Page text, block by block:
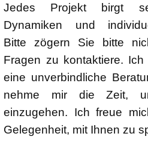
Jedes Projekt birgt
Dynamiken und
Bitte zögern Sie bitte
Fragen zu kontaktiere.
eine unverbindliche
nehme mir die Zeit,
einzugehen. Ich freue
Gelegenheit, mit Ihnen zu